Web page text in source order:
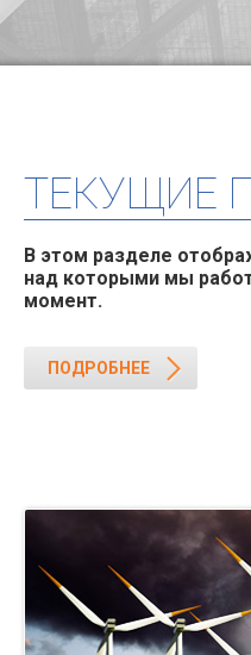
ТЕКУЩИЕ
В этом разделе
над которыми мы
момент.
ПОДРОБНЕЕ